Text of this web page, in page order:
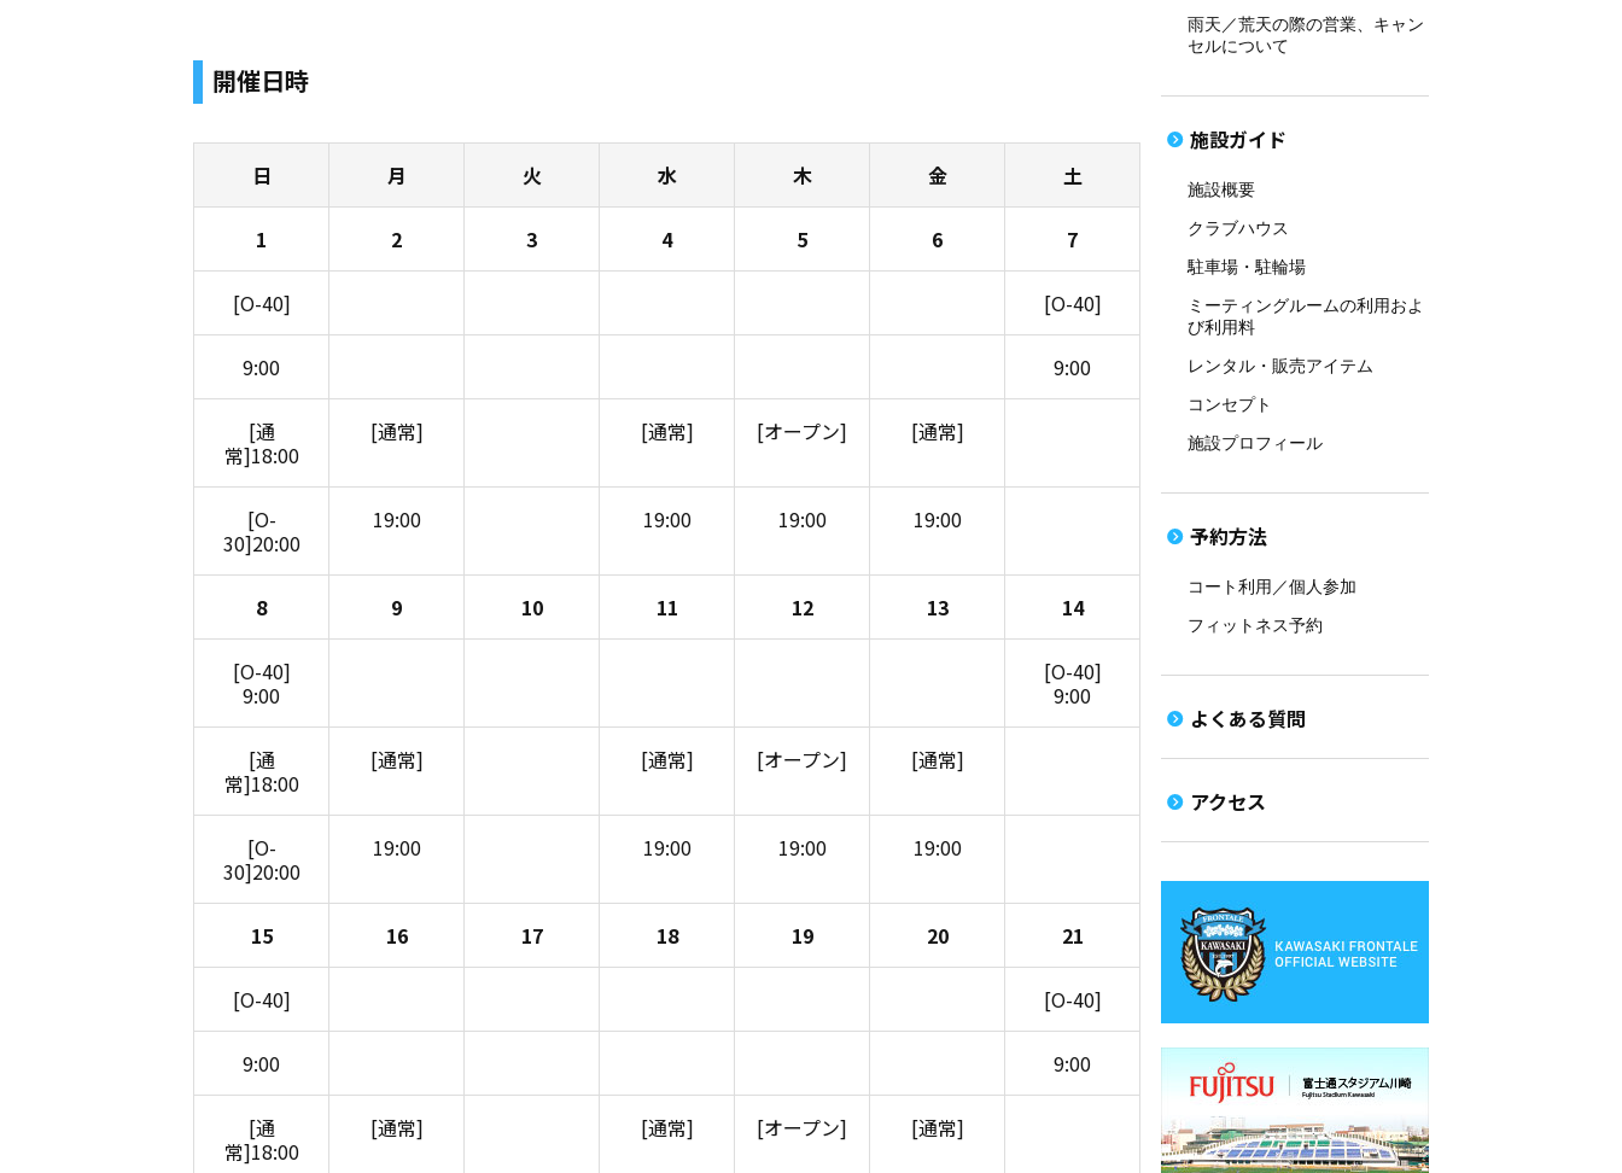
開催日時
日 月 火 水 木 金 土
1 2 3 4 5 6 7
[O-40] [O-40]
9:00 9:00
[通
常]18:00
[通常] [通常] [オープン] [通常]
[O-
30]20:00
19:00 19:00 19:00 19:00
8 9 10 11 12 13 14
[O-40]
9:00
[O-40]
9:00
[通
常]18:00
[通常] [通常] [オープン] [通常]
[O-
30]20:00
19:00 19:00 19:00 19:00
15 16 17 18 19 20 21
[O-40] [O-40]
9:00 9:00
[通
常]18:00
[通常] [通常] [オープン] [通常]
雨天／荒天の際の営業、キャン
セルについて
施設ガイド
施設概要
クラブハウス
駐車場・駐輪場
ミーティングルームの利用およ
び利用料
レンタル・販売アイテム
コンセプト
施設プロフィール
予約方法
コート利用／個人参加
フィットネス予約
よくある質問
アクセス